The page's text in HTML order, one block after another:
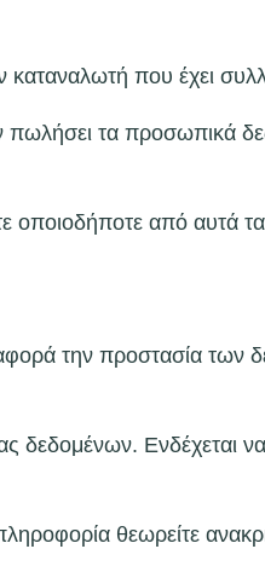
που έχει
πωλήσει τα προσωπικά
οποιοδήποτε από αυτά
την προστασία των
δεδομένων. Ενδέχεται
θεωρείτε